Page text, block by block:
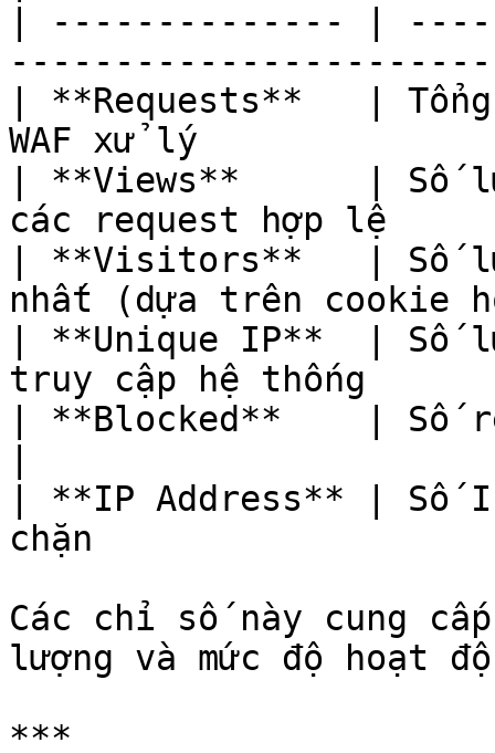
| -------------- |
| **Requests**   | Tổng
WAF xử lý
| **Views**      | Số
các request hợp lệ
| **Visitors**   | Số
nhất (dựa trên cookie
| **Unique IP**  | Số
truy cập hệ thống
| **Blocked**    | Số
| **IP Address** | Số
chặn
Các chỉ số này cung
lượng và mức độ hoạt
***